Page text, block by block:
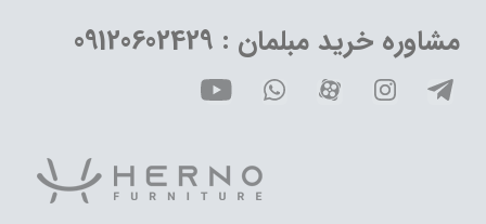
مشاوره خرید مبلمان : 09120602429